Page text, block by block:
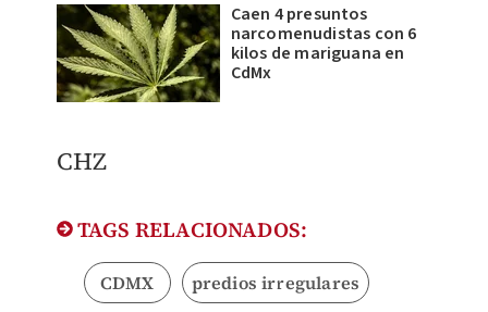
Caen 4 presuntos
narcomenudistas con 6
kilos de mariguana en
CdMx
CHZ
TAGS RELACIONADOS:
CDMX predios irregulares